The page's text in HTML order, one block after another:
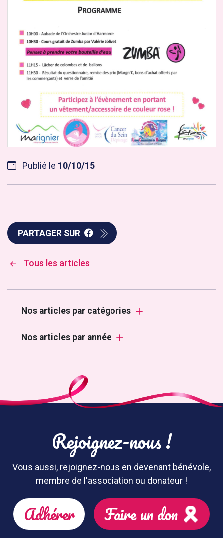
Publié le 10/10/15
PARTAGER SUR
Tous les articles
Nos articles par catégories
Nos articles par année
Rejoignez-nous !
Vous aussi, rejoignez-nous en devenant bénévole,
membre de l'association ou donateur !
Adhérer Faire un don